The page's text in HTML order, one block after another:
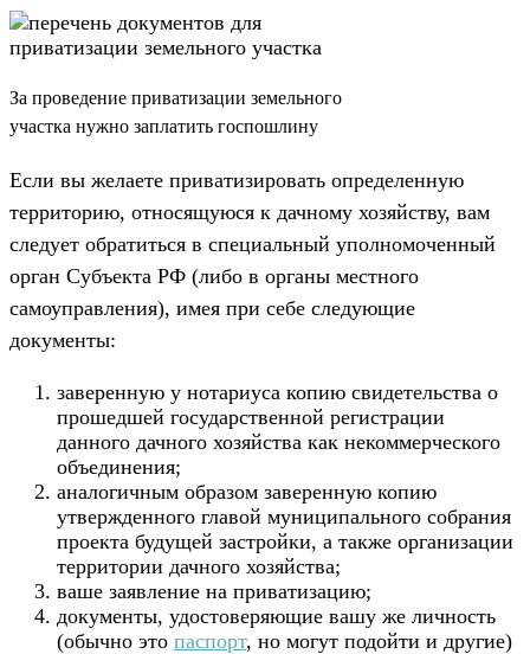
За проведение приватизации земельного
участка нужно заплатить госпошлину
Если вы желаете приватизировать определенную
территорию, относящуюся к дачному хозяйству, вам
следует обратиться в специальный уполномоченный
орган Субъекта РФ (либо в органы местного
самоуправления), имея при себе следующие
документы:
заверенную у нотариуса копию свидетельства о
прошедшей государственной регистрации
данного дачного хозяйства как некоммерческого
объединения;
аналогичным образом заверенную копию
утвержденного главой муниципального собрания
проекта будущей застройки, а также организации
территории дачного хозяйства;
ваше заявление на приватизацию;
документы, удостоверяющие вашу же личность
(обычно это паспорт, но могут подойти и другие)